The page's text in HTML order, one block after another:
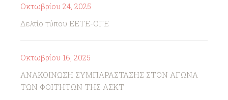
Οκτωβρίου 24, 2025
Δελτίο τύπου ΕΕΤΕ-ΟΓΕ
Οκτωβρίου 16, 2025
ΑΝΑΚΟΙΝΩΣΗ ΣΥΜΠΑΡΑΣΤΑΣΗΣ ΣΤΟΝ ΑΓΩΝΑ
ΤΩΝ ΦΟΙΤΗΤΩΝ ΤΗΣ ΑΣΚΤ